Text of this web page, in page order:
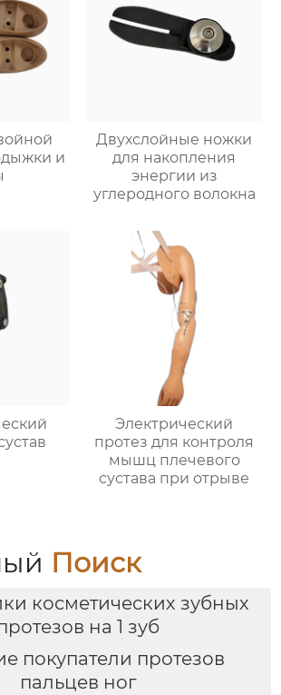
и
Двухслойные ножки
для накопления
энергии из
углеродного волокна
Электрический
протез для контроля
мышц плечевого
сустава при отрыве
Поиск
косметических зубных
на 1 зуб
покупатели протезов
пальцев ног